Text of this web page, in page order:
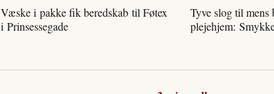
Væske i pakke fik beredskab til Føtex
i Prinsessegade
Tyve slog til mens
plejehjem: